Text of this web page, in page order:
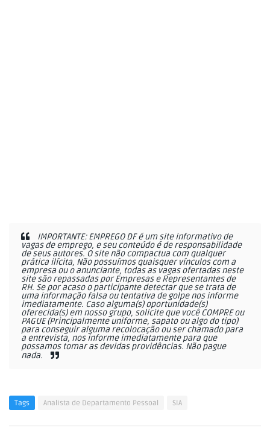
IMPORTANTE: EMPREGO DF é um site informativo de
vagas de emprego, e seu conteúdo é de responsabilidade
de seus autores. O site não compactua com qualquer
prática ilícita, Não possuímos quaisquer vínculos com a
empresa ou o anunciante, todas as vagas ofertadas neste
site são repassadas por Empresas e Representantes de
RH. Se por acaso o participante detectar que se trata de
uma informação falsa ou tentativa de golpe nos informe
imediatamente. Caso alguma(s) oportunidade(s)
oferecida(s) em nosso grupo, solicite que você COMPRE ou
PAGUE (Principalmente uniforme, sapato ou algo do tipo)
para conseguir alguma recolocação ou ser chamado para
a entrevista, nos informe imediatamente para que
possamos tomar as devidas providências. Não pague
nada.
Tags Analista de Departamento Pessoal SIA